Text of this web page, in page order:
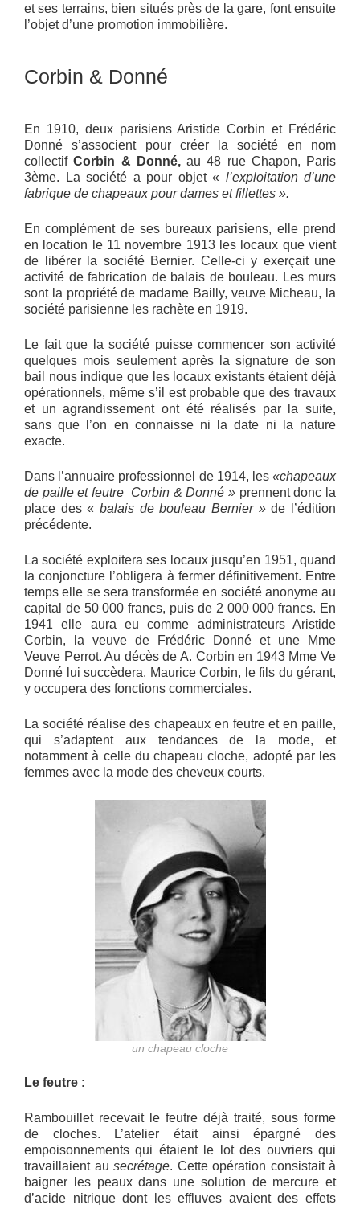
et ses terrains, bien situés près de la gare, font ensuite
l’objet d’une promotion immobilière.
Corbin & Donné
En 1910, deux parisiens Aristide Corbin et Frédéric
Donné s’associent pour créer la société en nom
collectifCorbin & Donné,au 48 rue Chapon, Paris
3ème. La société a pour objet « l’exploitation d’une
fabrique de chapeaux pour dames et fillettes ».
En complément de ses bureaux parisiens, elle prend
en location le 11 novembre 1913 les locaux que vient
de libérer la société Bernier. Celle-ci y exerçait une
activité de fabrication de balais de bouleau. Les murs
sont la propriété de madame Bailly, veuve Micheau, la
société parisienne les rachète en 1919.
Le fait que la société puisse commencer son activité
quelques mois seulement après la signature de son
bail nous indique que les locaux existants étaient déjà
opérationnels, même s’il est probable que des travaux
et un agrandissement ont été réalisés par la suite,
sans que l’on en connaisse ni la date ni la nature
exacte.
Dans l’annuaire professionnel de 1914, les «chapeaux
de paille et feutre Corbin & Donné » prennent donc la
place des « balais de bouleau Bernier »de l’édition
précédente.
La société exploitera ses locaux jusqu’en 1951, quand
la conjoncture l’obligera à fermer définitivement. Entre
temps elle se sera transformée en société anonyme au
capital de 50 000 francs, puis de 2 000 000 francs. En
1941 elle aura eu comme administrateurs Aristide
Corbin, la veuve de Frédéric Donné et une Mme
Veuve Perrot. Au décès de A. Corbin en 1943 Mme Ve
Donné lui succèdera. Maurice Corbin, le fils du gérant,
y occupera des fonctions commerciales.
La société réalise des chapeaux en feutre et en paille,
qui s’adaptent aux tendances de la mode, et
notamment à celle du chapeau cloche, adopté par les
femmes avec la mode des cheveux courts.
un chapeau cloche
Le feutre :
Rambouillet recevait le feutre déjà traité, sous forme
de cloches. L’atelier était ainsi épargné des
empoisonnements qui étaient le lot des ouvriers qui
travaillaient au secrétage. Cette opération consistait à
baigner les peaux dans une solution de mercure et
d’acide nitrique dont les effluves avaient des effets